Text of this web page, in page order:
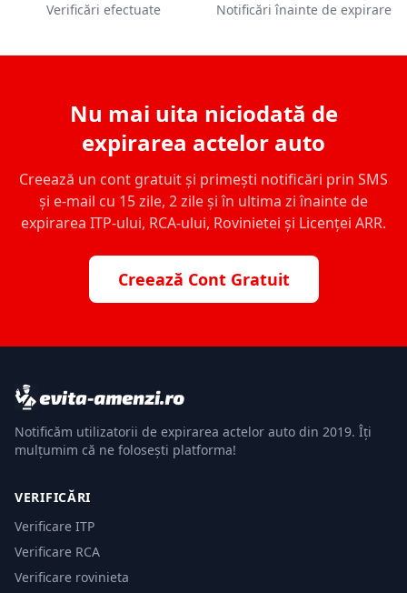
Verificări efectuate Notificări înainte de expirare
Nu mai uita niciodată de
expirarea actelor auto
Creează un cont gratuit și primești notificări prin SMS
și e-mail cu 15 zile, 2 zile și în ultima zi înainte de
expirarea ITP-ului, RCA-ului, Rovinietei și Licenței ARR.
Creează Cont Gratuit
Notificăm utilizatorii de expirarea actelor auto din 2019. Îți
mulțumim că ne folosești platforma!
VERIFICĂRI
Verificare ITP
Verificare RCA
Verificare rovinieta